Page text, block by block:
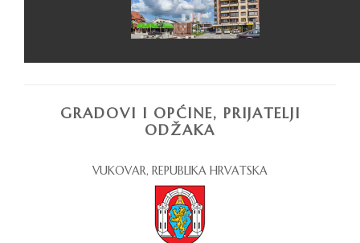
GRADOVI I OPĆINE, PRIJATELJI
ODŽAKA
VUKOVAR, REPUBLIKA HRVATSKA